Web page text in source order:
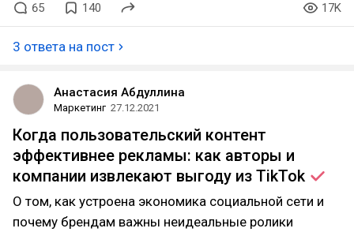
65 140 17K
3 ответа на пост
Анастасия Абдуллина
Маркетинг 27.12.2021
Когда пользовательский контент
эффективнее рекламы: как авторы и
компании извлекают выгоду из TikTok
О том, как устроена экономика социальной сети и
почему брендам важны неидеальные ролики